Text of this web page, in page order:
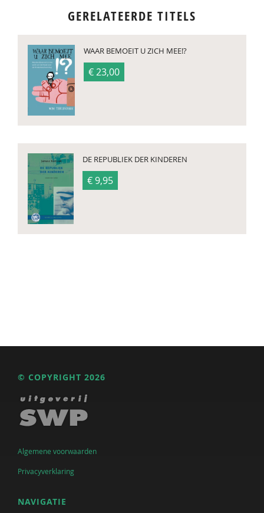
GERELATEERDE TITELS
WAAR BEMOEIT U ZICH MEE!?
€ 23,00
DE REPUBLIEK DER KINDEREN
€ 9,95
© COPYRIGHT 2026
Algemene voorwaarden
Privacyverklaring
NAVIGATIE